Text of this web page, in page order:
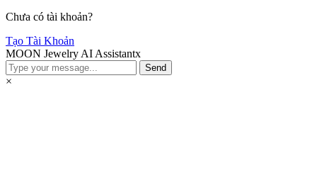
Chưa có tài khoản?
Tạo Tài Khoản
MOON Jewelry AI Assistantx
Send
×